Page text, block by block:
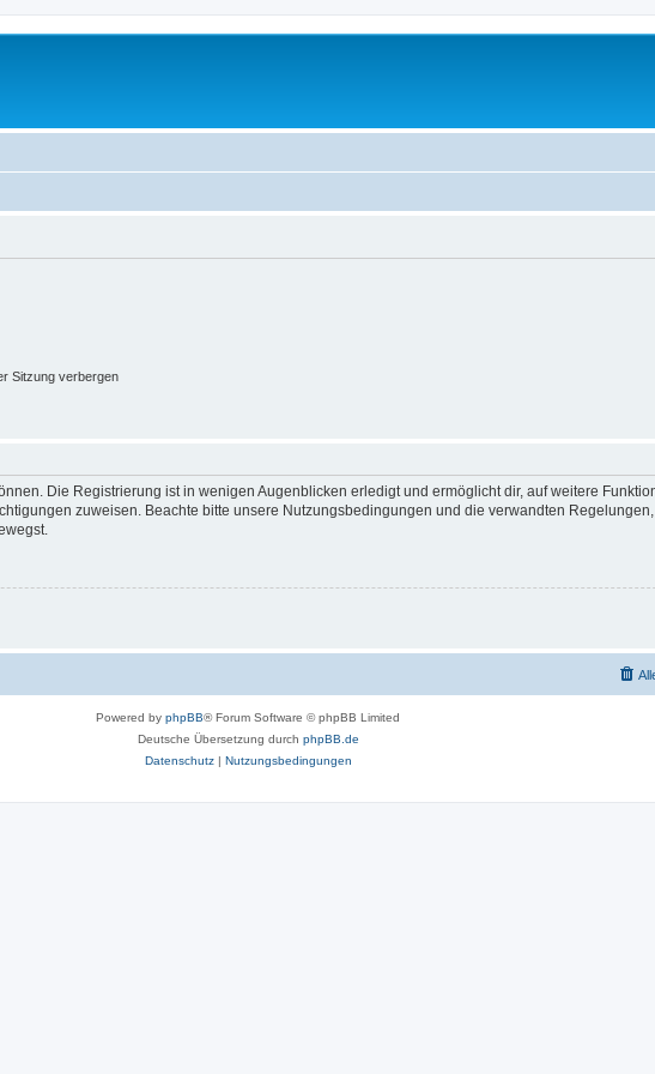
Sitzung verbergen
Die Registrierung ist in wenigen Augenblicken erledigt und ermöglicht dir, auf weitere
zuweisen. Beachte bitte unsere Nutzungsbedingungen und die verwandten
Powered by phpBB® Forum Software © phpBB Limited
Deutsche Übersetzung durch phpBB.de
Datenschutz| Nutzungsbedingungen